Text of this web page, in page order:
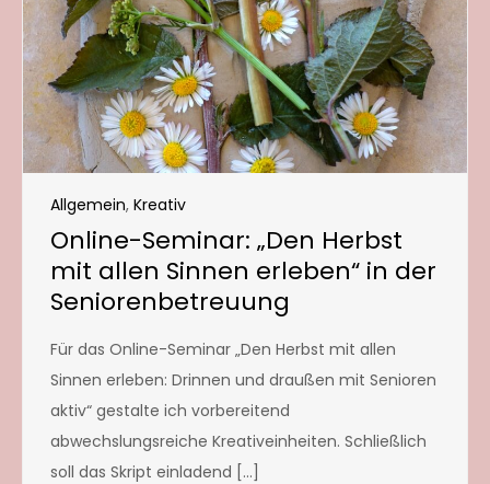
Allgemein, Kreativ
Online-Seminar: „Den Herbst
mit allen Sinnen erleben“ in der
Seniorenbetreuung
Für das Online-Seminar „Den Herbst mit allen
Sinnen erleben: Drinnen und draußen mit Senioren
aktiv“ gestalte ich vorbereitend
abwechslungsreiche Kreativeinheiten. Schließlich
soll das Skript einladend […]